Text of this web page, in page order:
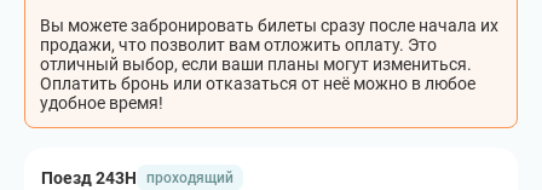
Вы можете забронировать билеты сразу после начала их
продажи, что позволит вам отложить оплату. Это
отличный выбор, если ваши планы могут измениться.
Оплатить бронь или отказаться от неё можно в любое
удобное время!
Поезд 243Н проходящий